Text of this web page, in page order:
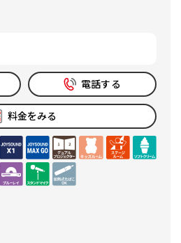
電話する
料金をみる